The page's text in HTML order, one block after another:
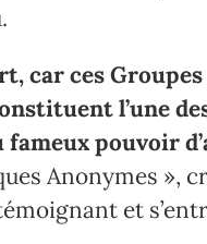
car ces Groupes
l’une
pouvoir
Anonymes »,
et